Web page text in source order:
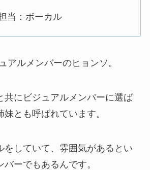
当：ボーカル
アルメンバーのヒョンソ。
共にビジュアルメンバーに選ば
とも呼ばれています。
をしていて、雰囲気があるとい
ーでもあるんです。